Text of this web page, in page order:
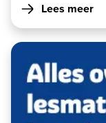
Lees meer